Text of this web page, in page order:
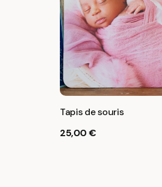
Tapis de souris
25,00€